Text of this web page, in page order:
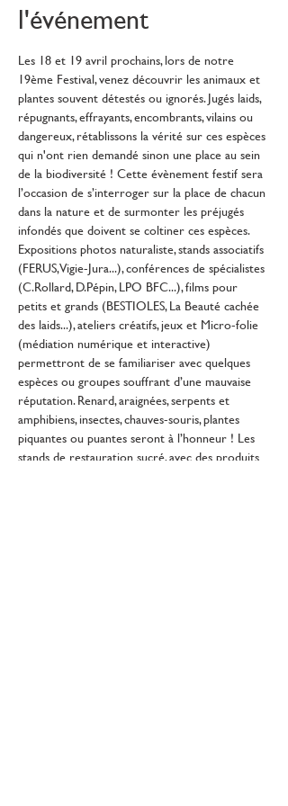
l'événement
Les 18 et 19 avril prochains, lors de notre
19ème Festival, venez découvrir les animaux et
plantes souvent détestés ou ignorés. Jugés laids,
répugnants, effrayants, encombrants, vilains ou
dangereux, rétablissons la vérité sur ces espèces
qui n'ont rien demandé sinon une place au sein
de la biodiversité ! Cette évènement festif sera
l’occasion de s’interroger sur la place de chacun
dans la nature et de surmonter les préjugés
infondés que doivent se coltiner ces espèces.
Expositions photos naturaliste, stands associatifs
(FERUS, Vigie-Jura...), conférences de spécialistes
(C.Rollard, D.Pépin, LPO BFC...), films pour
petits et grands (BESTIOLES, La Beauté cachée
des laids...), ateliers créatifs, jeux et Micro-folie
(médiation numérique et interactive)
permettront de se familiariser avec quelques
espèces ou groupes souffrant d’une mauvaise
réputation. Renard, araignées, serpents et
amphibiens, insectes, chauves-souris, plantes
piquantes ou puantes seront à l’honneur ! Les
stands de restauration sucré, avec des produits